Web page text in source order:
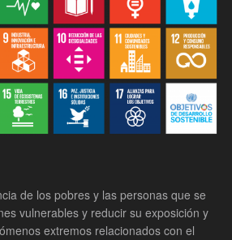
de los pobres y las personas que se
vulnerables y reducir su exposición y
extremos relacionados con el